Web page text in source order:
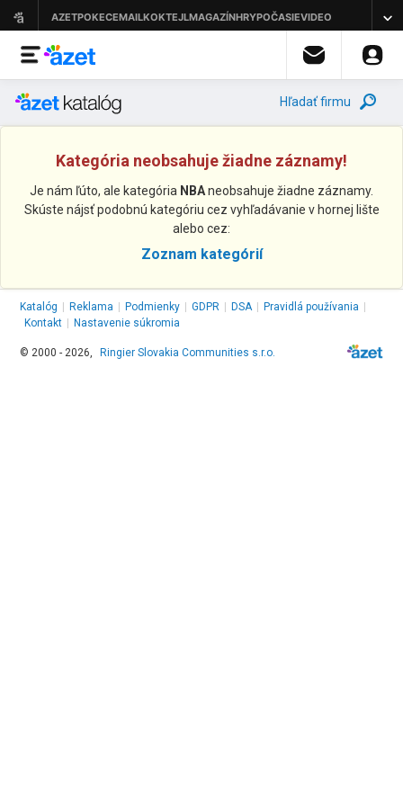
Hľadať firmu
Kategória neobsahuje žiadne záznamy!
Je nám ľúto, ale kategória NBAneobsahuje žiadne záznamy.
Skúste nájsť podobnú kategóriu cez vyhľadávanie v hornej lište
alebo cez:
Zoznam kategórií
Katalóg Reklama Podmienky GDPR DSA Pravidlá používania
Kontakt
Nastavenie súkromia
© 2000 - 2026, Ringier Slovakia Communities s.r.o.